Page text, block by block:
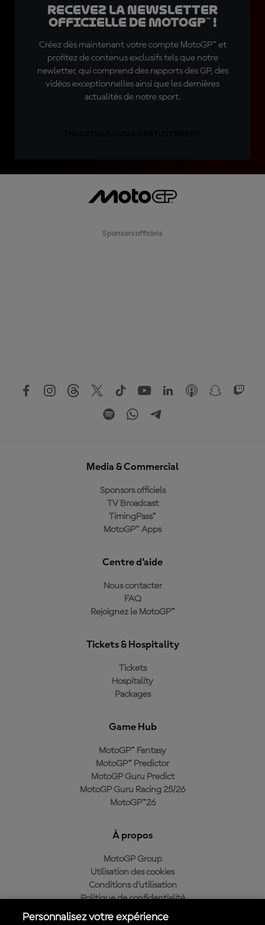
Recevez la Newsletter
officielle de MotoGP™ !
Créez dès maintenant votre compte MotoGP™ et
profitez de contenus exclusifs tels que notre
newletter, qui comprend des rapports des GP, des
vidéos exceptionnelles ainsi que les dernières
actualités de notre sport.
Sponsors officiels
Media & Commercial
Sponsors officiels
TV Broadcast
TimingPass™
MotoGP™ Apps
Centre d'aide
Nous contacter
FAQ
Rejoignez le MotoGP™
Tickets & Hospitality
Tickets
Hospitality
Packages
Game Hub
MotoGP™ Fantasy
MotoGP™ Predictor
MotoGP Guru Predict
MotoGP Guru Racing 25/26
MotoGP™26
À propos
MotoGP Group
Utilisation des cookies
Conditions d'utilisation
Politique de confidentialité
Politique d’achat
Personnalisez votre expérience